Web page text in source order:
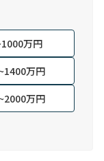
万円
万円
万円